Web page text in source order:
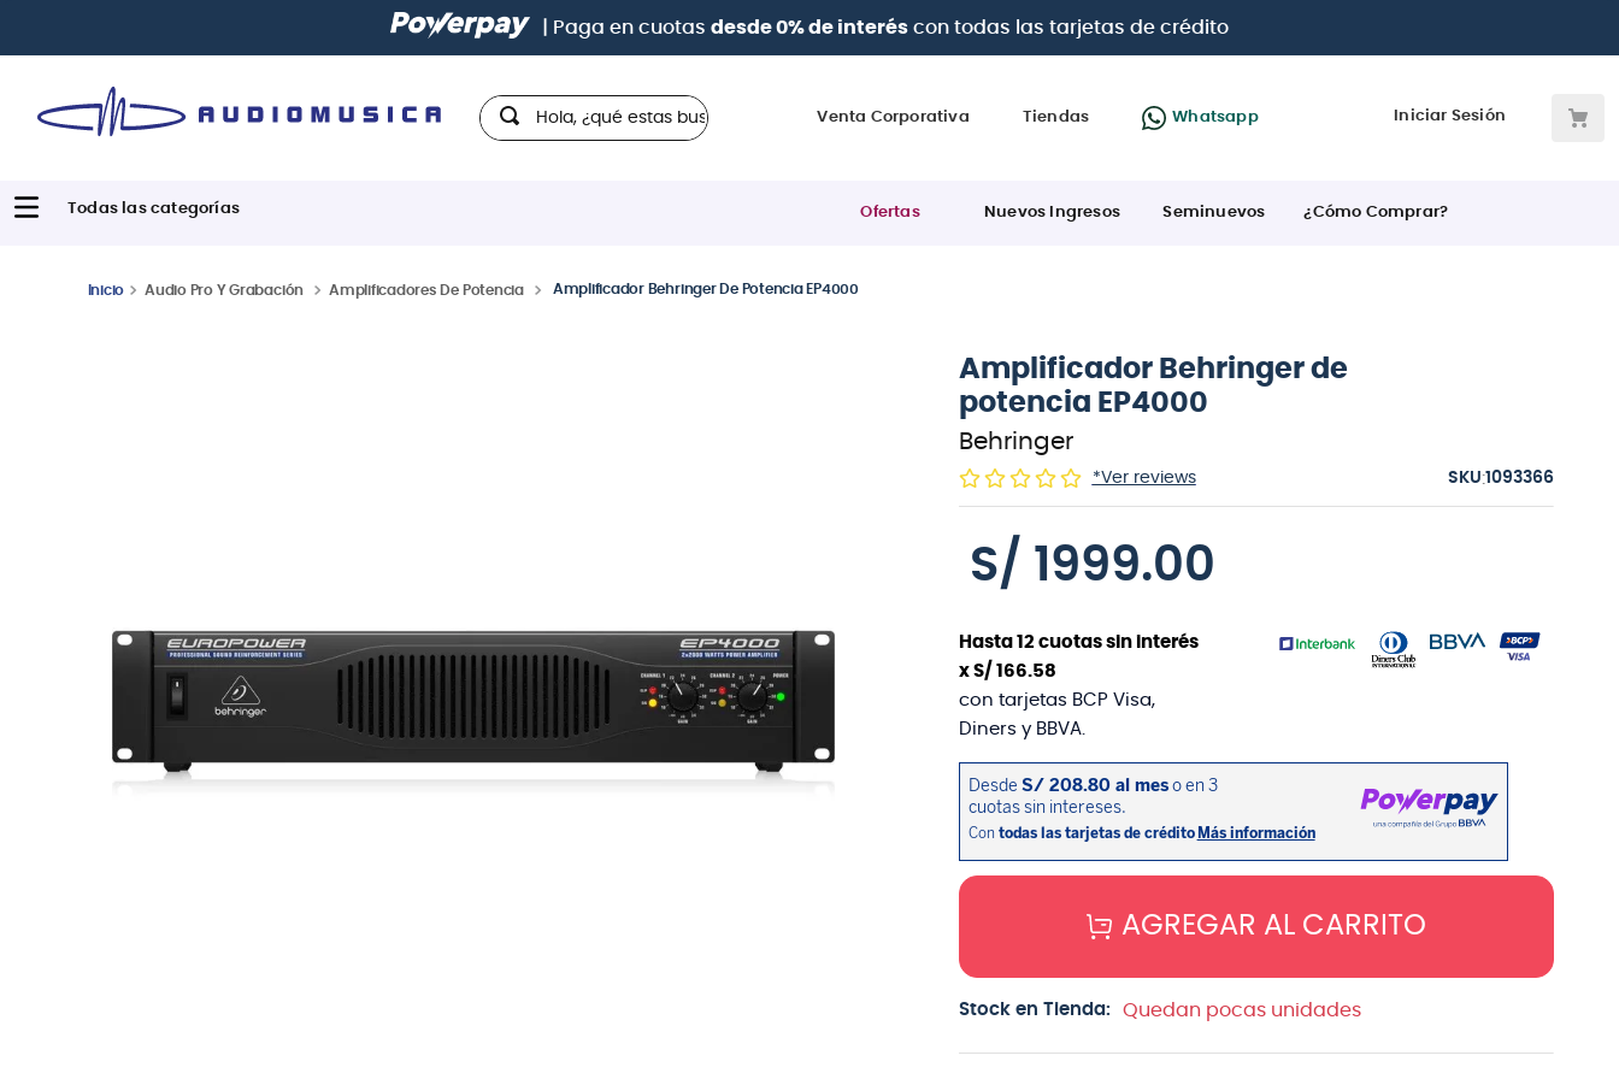
Paga conhasta 12 cuotas sin interesescon tarjetasBCP Visa, Diners, BBVA e Interbank
Hola, ¿qué estas buscando?
Venta Corporativa Tiendas Whatsapp Iniciar Sesión
Ofertas Nuevos Ingresos Seminuevos ¿Cómo Comprar?
Audio Pro Y Grabación Amplificadores De Potencia Amplificador Behringer De Potencia EP4000
Amplificador Behringer de
potencia EP4000
Behringer
*Ver reviews :1093366
S/ 1999.00
Hasta 12cuotas sin interés
x S/ 166.58
con tarjetas BCP Visa,
Diners y BBVA.
AGREGAR AL CARRITO
Stock en Tienda: Quedan pocas unidades